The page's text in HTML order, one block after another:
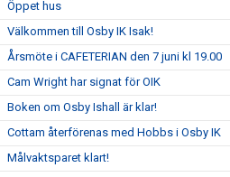
Öppet hus
Välkommen till Osby IK Isak!
Årsmöte i CAFETERIAN den 7 juni kl 19.00
Cam Wright har signat för OIK
Boken om Osby Ishall är klar!
Cottam återförenas med Hobbs i Osby IK
Målvaktsparet klart!